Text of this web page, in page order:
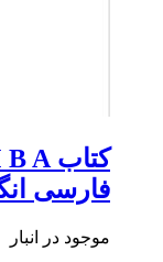
فارسی
موجود در انبار